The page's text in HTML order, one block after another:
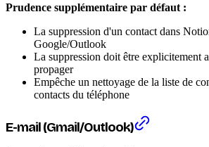
Prudence supplémentaire par défaut :
La suppression d'un contact dans
Google/Outlook
La suppression doit être explicitement
propager
Empêche un nettoyage de la liste de
contacts du téléphone
E-mail (Gmail/Outlook)